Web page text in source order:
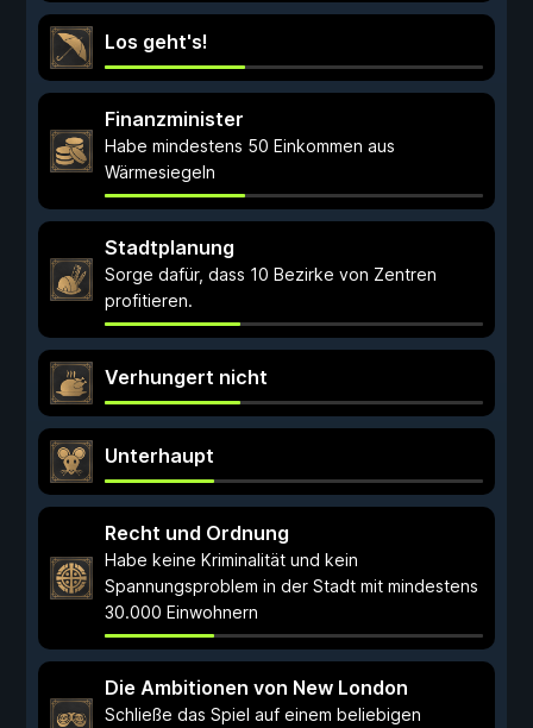
Los geht's!
Finanzminister
Habe mindestens 50 Einkommen aus
Wärmesiegeln
Stadtplanung
Sorge dafür, dass 10 Bezirke von Zentren
profitieren.
Verhungert nicht
Unterhaupt
Recht und Ordnung
Habe keine Kriminalität und kein
Spannungsproblem in der Stadt mit mindestens
30.000 Einwohnern
Die Ambitionen von New London
Schließe das Spiel auf einem beliebigen